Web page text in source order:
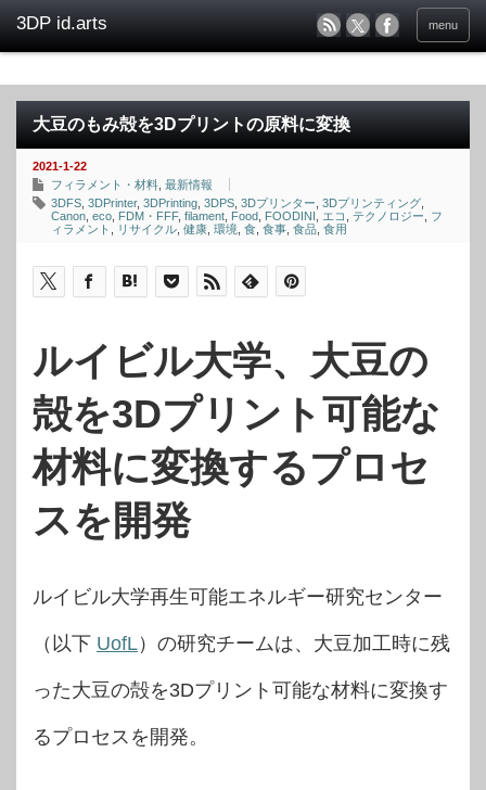
menu
大豆のもみ殻を3Dプリントの原料に変換
2021-1-22
フィラメント・材料 最新情報
3DFS 3DPrinter, 3DPrinting 3DPS 3Dプリンター 3Dプリンティング
Canon eco FDM・FFF, filament Food FOODINI エコ テクノロジー
フ
ィラメント
リサイクル 健康 環境 食 食事 食品 食用
ルイビル大学、大豆の
殻を3Dプリント可能な
材料に変換するプロセ
スを開発
ルイビル大学再生可能エネルギー研究センター
（以下 UofL）の研究チームは、大豆加工時に残
った大豆の殻を3Dプリント可能な材料に変換す
るプロセスを開発。